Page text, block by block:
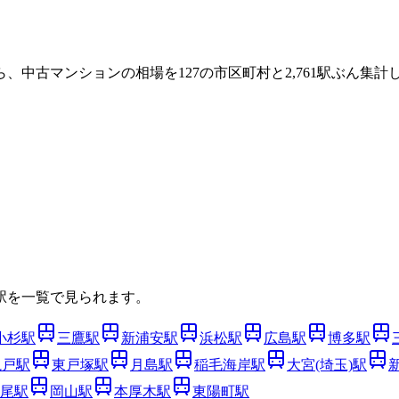
、中古マンションの相場を127の市区町村と 2,761駅ぶん集計
一覧で見られます。
杉駅 三鷹駅 新浦安駅 浜松駅 広島駅 博多駅
駅 東戸塚駅 月島駅 稲毛海岸駅 大宮(埼玉)駅
駅 岡山駅 本厚木駅 東陽町駅